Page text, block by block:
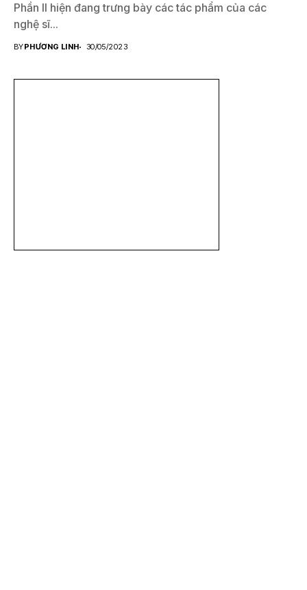
Phần II hiện đang trưng bày các tác phẩm của các
nghệ sĩ...
BYPHƯƠNG LINH 30/05/2023